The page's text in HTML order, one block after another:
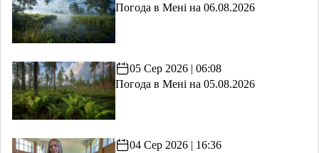
Погода в Мені на 06.08.2026
05 Сер 2026 | 06:08
Погода в Мені на 05.08.2026
04 Сер 2026 | 16:36